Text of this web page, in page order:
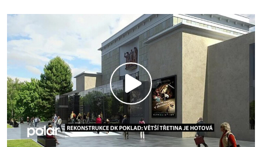
Přehrát
video